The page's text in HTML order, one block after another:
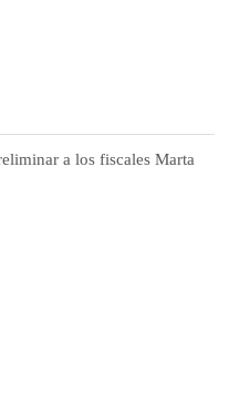
a los fiscales Marta